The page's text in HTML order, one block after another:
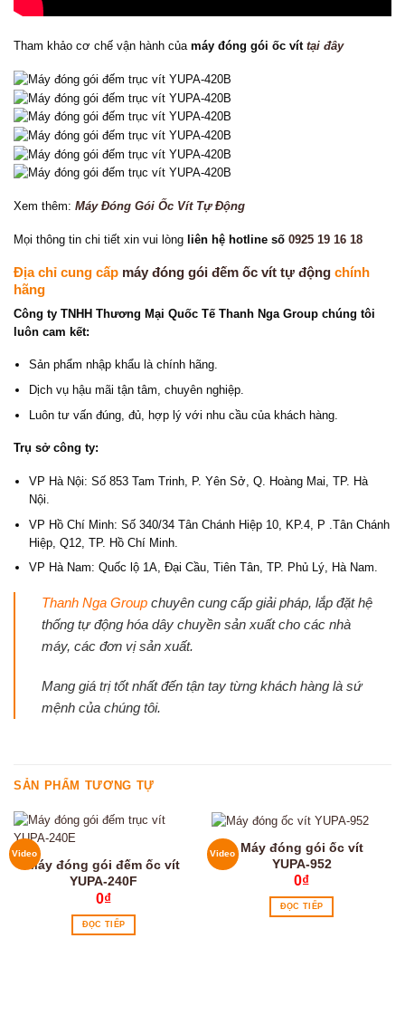
Tham khảo cơ chế vận hành của máy đóng gói ốc vít tại đây
Xem thêm: Máy Đóng Gói Ốc Vít Tự Động
Mọi thông tin chi tiết xin vui lòng liên hệ hotline số 0925 19 16 18
Địa chỉ cung cấp máy đóng gói đếm ốc vít tự động chính
hãng
Công ty TNHH Thương Mại Quốc Tế Thanh Nga Group chúng tôi
luôn cam kết:
Sản phẩm nhập khẩu là chính hãng.
Dịch vụ hậu mãi tận tâm, chuyên nghiệp.
Luôn tư vấn đúng, đủ, hợp lý với nhu cầu của khách hàng.
Trụ sở công ty:
VP Hà Nội: Số 853 Tam Trinh, P. Yên Sở, Q. Hoàng Mai, TP. Hà
Nội.
VP Hồ Chí Minh: Số 340/34 Tân Chánh Hiệp 10, KP.4, P .Tân Chánh
Hiệp, Q12, TP. Hồ Chí Minh.
VP Hà Nam: Quốc lộ 1A, Đại Cầu, Tiên Tân, TP. Phủ Lý, Hà Nam.
Thanh Nga Group chuyên cung cấp giải pháp, lắp đặt hệ
thống tự động hóa dây chuyền sản xuất cho các nhà
máy, các đơn vị sản xuất.
Mang giá trị tốt nhất đến tận tay từng khách hàng là sứ
mệnh của chúng tôi.
SẢN PHẨM TƯƠNG TỰ
Video
Máy đóng gói đếm ốc vít
YUPA-240F
0₫
ĐỌC TIẾP
Video
Máy đóng gói ốc vít
YUPA-952
0₫
ĐỌC TIẾP